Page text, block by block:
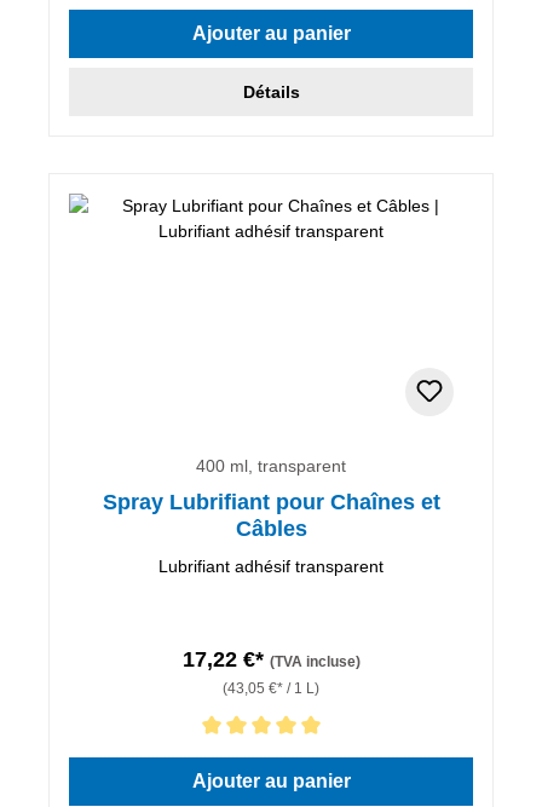
Note moyenne de 4.83 sur 5 étoiles
Ajouter au panier
Détails
400 ml, transparent
Spray Lubrifiant pour Chaînes et
Câbles
Lubrifiant adhésif transparent
17,22 €* (TVA incluse)
(43,05 €* / 1 L)
Note moyenne de 5 sur 5 étoiles
Ajouter au panier